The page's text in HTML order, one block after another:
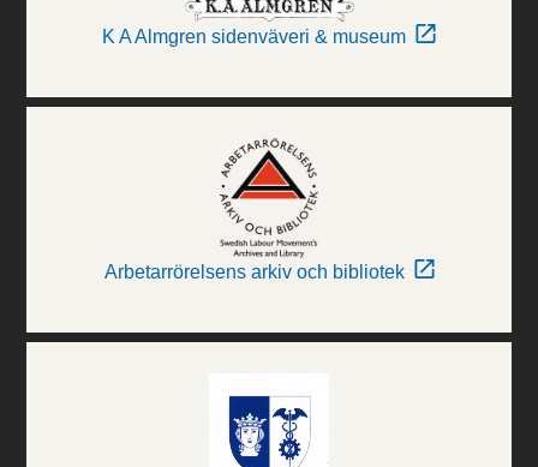
K A Almgren sidenväveri & museum
Arbetarrörelsens arkiv och bibliotek